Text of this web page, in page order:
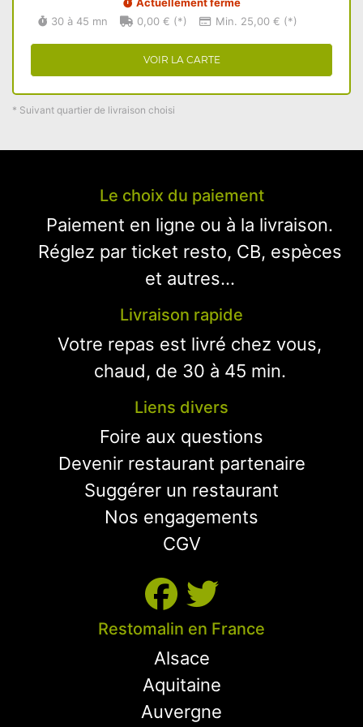
30 à 45 mn
0,00 € (*) Min. 25,00 € (*)
VOIR LA CARTE
* Suivant quartier de livraison choisi
Le choix du paiement
Paiement en ligne ou à la livraison.
Réglez par ticket resto, CB, espèces
et autres...
Livraison rapide
Votre repas est livré chez vous,
chaud, de 30 à 45 min.
Liens divers
Foire aux questions
Devenir restaurant partenaire
Suggérer un restaurant
Nos engagements
CGV
Restomalin en France
Alsace
Aquitaine
Auvergne